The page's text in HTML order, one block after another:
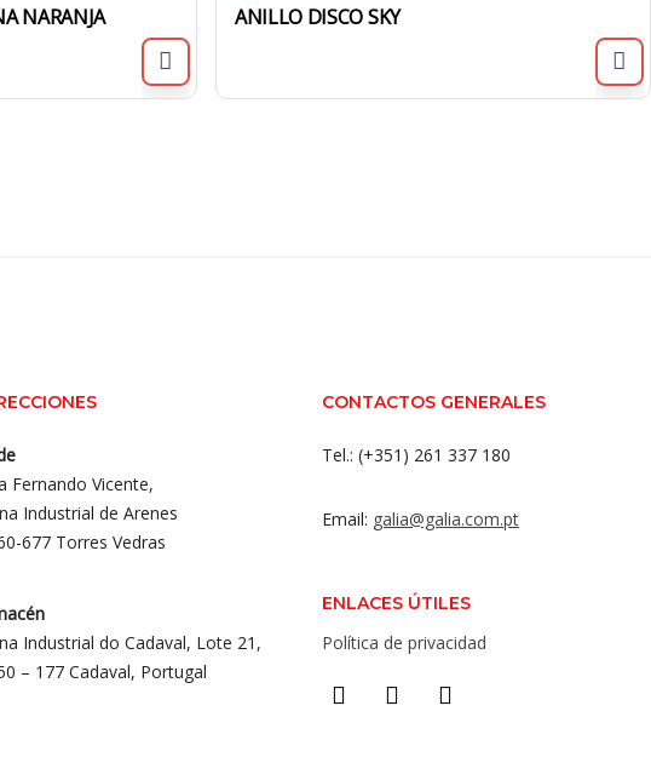
NARANJA ANILLO DISCO SKY
Fernando Vicente,
Industrial de Arenes
677 Torres Vedras
Industrial do Cadaval, Lote 21,
– 177 Cadaval, Portugal
CONTACTOS GENERALES
Tel.: (+351) 261 337 180
Email: galia@galia.com.pt
ENLACES ÚTILES
Política de privacidad